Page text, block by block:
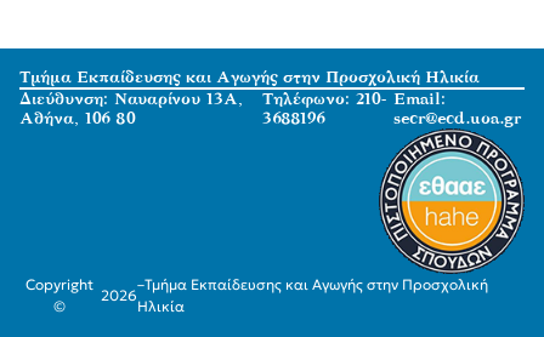
Τμήμα Εκπαίδευσης και Αγωγής στην Προσχολική Ηλικία
Διεύθυνση: Ναυαρίνου 13Α,
Αθήνα, 106 80
Τηλέφωνο: 210-
3688196
Email:
secr@ecd.uoa.gr
Copyright
©
2026
–Τμήμα Εκπαίδευσης και Αγωγής στην Προσχολική
Ηλικία